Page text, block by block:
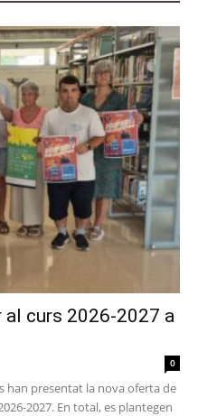
curs 2026-2027 a
0
han presentat la nova oferta de
2027. En total, es plantegen